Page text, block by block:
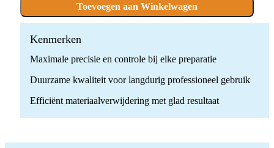
Boren
quantity
Toevoegen aan Winkelwagen
Kenmerken
Maximale precisie en controle bij elke preparatie
Duurzame kwaliteit voor langdurig professioneel gebruik
Efficiënt materiaalverwijdering met glad resultaat